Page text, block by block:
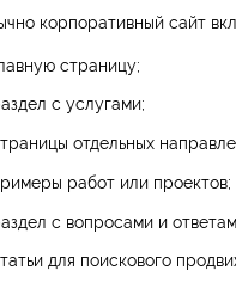
корпоративный сайт
страницу;
с услугами;
отдельных
работ или проектов;
с вопросами и
для поискового